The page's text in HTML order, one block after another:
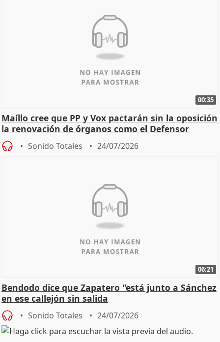
00:35
Maíllo cree que PP y Vox pactarán sin la oposición
la renovación de órganos como el Defensor
Sonido Totales 24/07/2026
06:21
Bendodo dice que Zapatero "está junto a Sánchez
en ese callejón sin salida
Sonido Totales 24/07/2026